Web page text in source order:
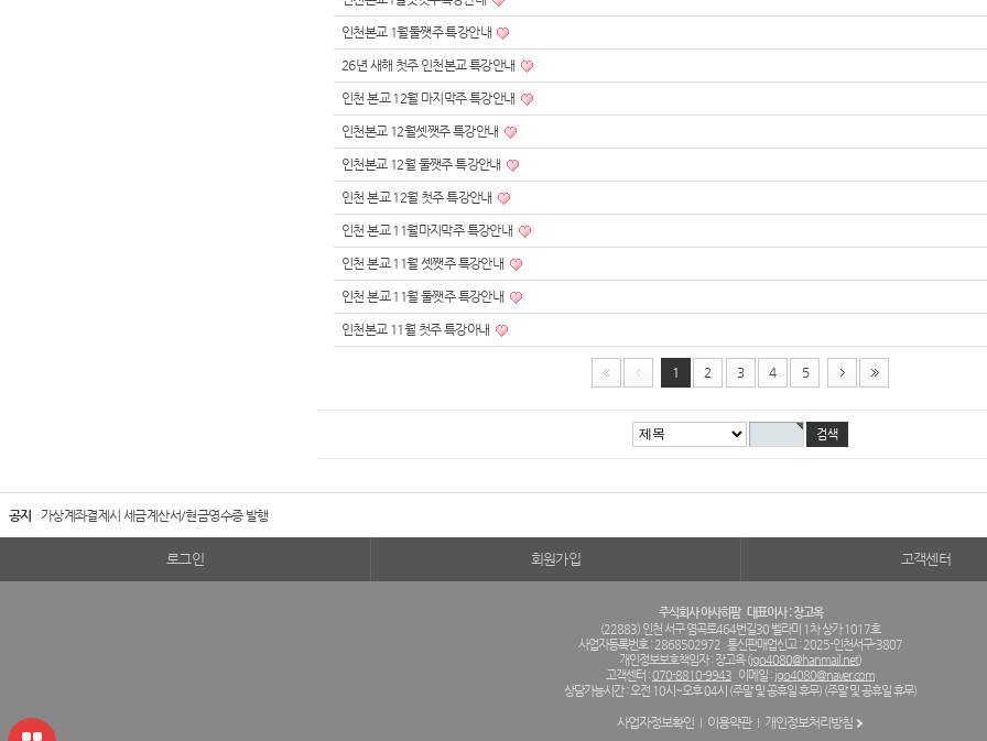
인천본교 1월둘쨋주 특강안내
26년 새해 첫주 인천본교 특강안내
인천 본교 12월 마지막주 특강안내
인천본교 12월셋쨋주 특강안내
인천본교 12월 둘쨋주 특강안내
인천 본교 12월 첫주 특강안내
인천 본교 11월마지막주 특강안내
인천 본교 11월 셋쨋주 특강안내
인천 본교 11월 둘쨋주 특강안내
인천본교 11월 첫주 특강아내
1 2 3 4 5
공지 가상계좌결제시 세금계산서/현금영수증 발행
로그인 회원가입 고객센터
주식회사 아사히팜 대표이사 : 장고옥
(22883) 인천 서구 염곡로464번길30 벨라미 1차 상가 1017호
사업자등록번호 : 2868502972 통신판매업신고 : 2025-인천서구-3807
개인정보보호책임자 : 장고옥 (jgo4080@hanmail.net)
고객센터 :070-8810-9943 이메일 : jgo4080@naver.com
상담가능시간 : 오전 10시~오후 04시 (주말 및 공휴일 휴무) (주말 및 공휴일 휴무)
사업자정보확인 이용약관 개인정보처리방침